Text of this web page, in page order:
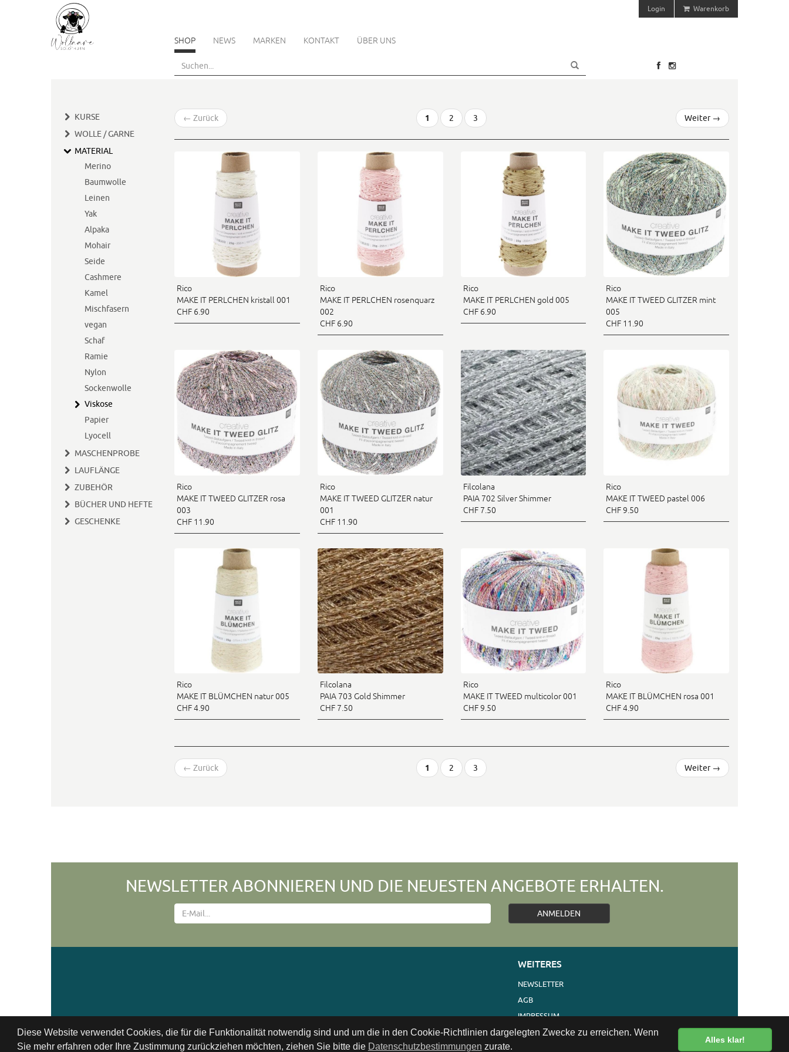
Diese Website verwendet Cookies, die für die Funktionalität notwendig sind und um die in den Cookie-Richtlinien dargelegten Zwecke zu erreichen. Wenn
Sie mehr erfahren oder Ihre Zustimmung zurückziehen möchten, ziehen Sie bitte die Datenschutzbestimmungen zurate.
Alles klar!
Login Warenkorb
SHOP NEWS MARKEN KONTAKT ÜBER UNS
KURSE
WOLLE / GARNE
MATERIAL
Merino
Baumwolle
Leinen
Yak
Alpaka
Mohair
Seide
Cashmere
Kamel
Mischfasern
vegan
Schaf
Ramie
Nylon
Sockenwolle
Viskose
Papier
Lyocell
MASCHENPROBE
LAUFLÄNGE
ZUBEHÖR
BÜCHER UND HEFTE
GESCHENKE
← Zurück 1 2 3 Weiter→
Rico
MAKE IT PERLCHEN kristall 001
CHF 6.90
Rico
MAKE IT PERLCHEN rosenquarz
002
CHF 6.90
Rico
MAKE IT PERLCHEN gold 005
CHF 6.90
Rico
MAKE IT TWEED GLITZER mint
005
CHF 11.90
Rico
MAKE IT TWEED GLITZER rosa
003
CHF 11.90
Rico
MAKE IT TWEED GLITZER natur
001
CHF 11.90
Filcolana
PAIA 702 Silver Shimmer
CHF 7.50
Rico
MAKE IT TWEED pastel 006
CHF 9.50
Rico
MAKE IT BLÜMCHEN natur 005
CHF 4.90
Filcolana
PAIA 703 Gold Shimmer
CHF 7.50
Rico
MAKE IT TWEED multicolor 001
CHF 9.50
Rico
MAKE IT BLÜMCHEN rosa 001
CHF 4.90
← Zurück 1 2 3 Weiter→
NEWSLETTER ABONNIEREN UND DIE NEUESTEN ANGEBOTE ERHALTEN.
ANMELDEN
WEITERES
NEWSLETTER
AGB
IMPRESSUM
VERSAND